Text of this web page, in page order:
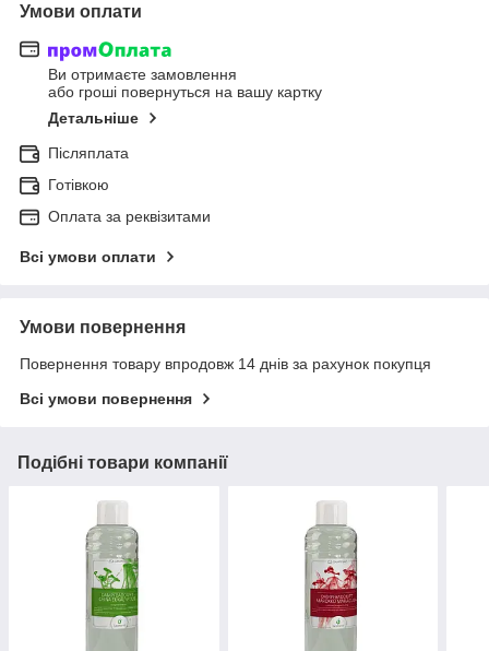
Умови оплати
Ви отримаєте замовлення
або гроші повернуться на вашу картку
Детальніше
Післяплата
Готівкою
Оплата за реквізитами
Всі умови оплати
Умови повернення
Повернення товару впродовж 14 днів за рахунок покупця
Всі умови повернення
Подібні товари компанії